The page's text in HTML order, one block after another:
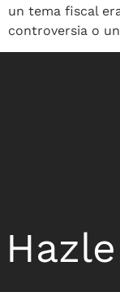
un tema fiscal
controversia o